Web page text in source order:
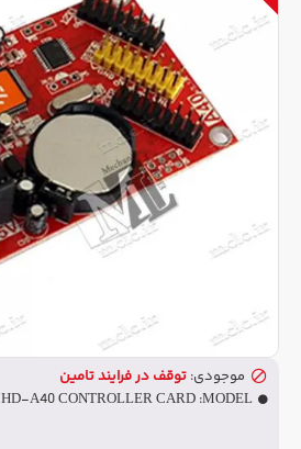
موجودی: توقف در فرایند تامین
MODEL:
HD-A40 CONTROLLER CARD